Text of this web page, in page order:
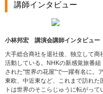
講師インタビュー
小林邦宏 講演会講師インタビュー
大手総合商社を退社後、独立して
活動している。NHKの新感覚旅番
された"世界の花屋"で一躍有名に。
東欧、中近東など、これまで訪れ
トは世界のそこらじゅうに転がっ